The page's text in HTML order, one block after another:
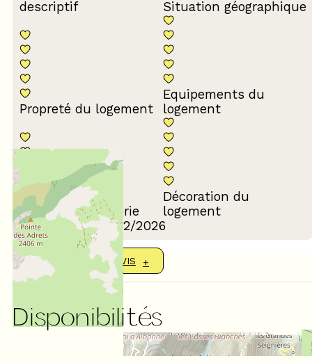
descriptif
Situation géographique
Propreté du logement
Equipements du
logement
Confort de la literie
Décoration du
logement
Avis écrit le 10/02/2026
AFFICHER PLUS D'AVIS
Disponibilités